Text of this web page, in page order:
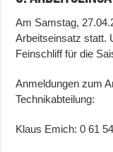
Am Samstag,
Arbeitseinsatz statt.
Feinschliff für die
Anmeldungen zum
Technikabteilung:
Klaus Emich: 0 61